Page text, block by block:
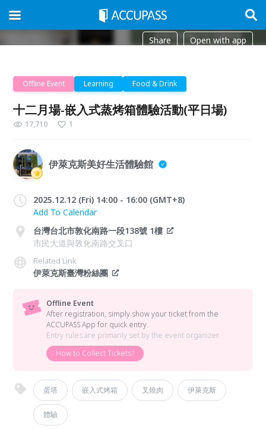
Share Open with app
Offline Event Learning Food & Drink
十二月場-嵌入式蒸烤箱體驗活動(平日場)
17,710 1
伊萊克斯美好生活體驗館
2025.12.12 (Fri) 14:00 - 16:00 (GMT+8)
Add To Calendar
台灣台北市敦化南路一段138號 1樓
市民大道與敦化南路交叉口
Related Link
伊萊克斯臺灣粉絲團
Offline Event
After registration, simply show your ticket from the
ACCUPASS App for quick entry.
Entry rules are primarily set by the event organizer.
How to Collect Tickets?
蛋塔 嵌入式烤箱 叉燒肉 伊萊克斯
體驗